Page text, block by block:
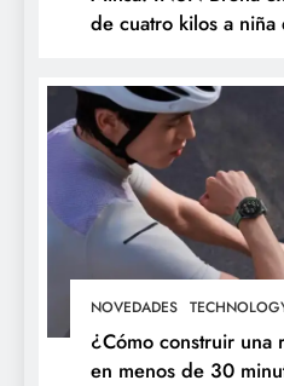
de cuatro kilos a niña
NOVEDADES
¿Cómo construir una
en menos de 30